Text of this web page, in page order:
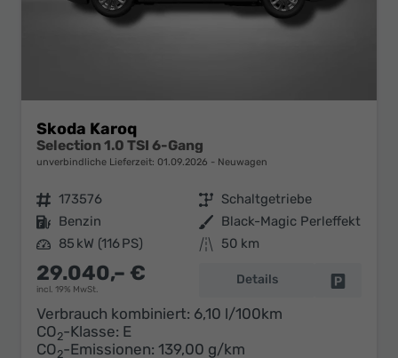
Skoda Karoq
Selection 1.0 TSI 6-Gang
unverbindliche Lieferzeit: 01.09.2026 Neuwagen
Fahrzeugnr. 173576 Getriebe Schaltgetriebe
Kraftstoff Benzin Außenfarbe Black-Magic Perleffekt
Leistung 85 kW (116 PS) Kilometerstand 50 km
29.040,– €
incl. 19% MwSt.
Details
Verbrauch kombiniert: 6,10 l/100km
CO2-Klasse: E
CO2-Emissionen: 139,00 g/km